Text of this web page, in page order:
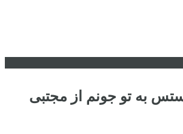
به تو جونم از مجتبی